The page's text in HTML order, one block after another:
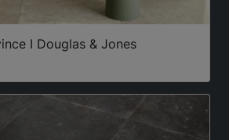
I Douglas & Jones